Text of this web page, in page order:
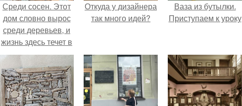
Среди сосен. Этот
дом словно вырос
среди деревьев, и
жизнь здесь течет в
собственном ритме
- спокойно, без
спешки и лишнего
шума.
Откуда у дизайнера
так много идей?
Ваза из бутылки.
Приступаем к уроку